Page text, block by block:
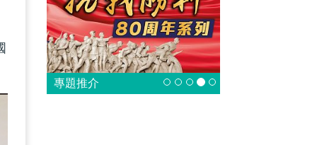
專題推介